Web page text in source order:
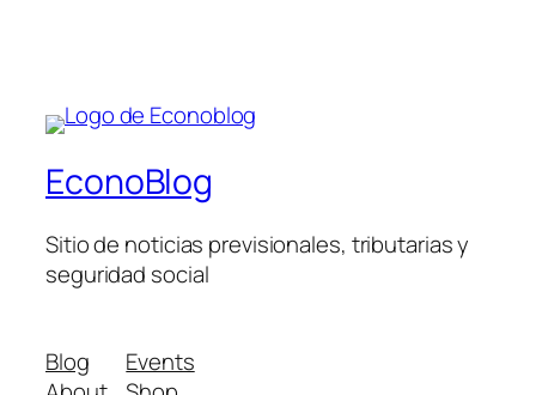
EconoBlog
Sitio de noticias previsionales, tributarias y
seguridad social
Blog
Events